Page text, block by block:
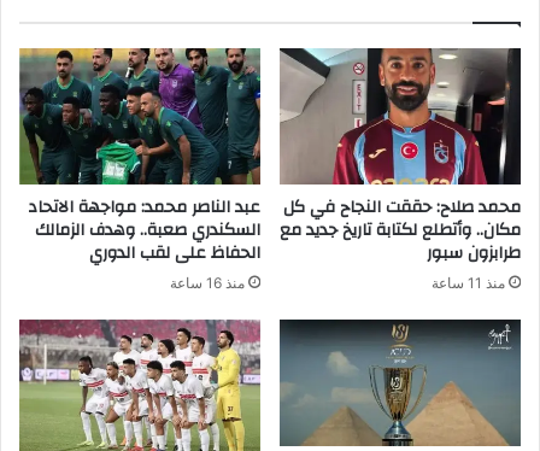
محمد صلاح: حققت النجاح في كل
مكان.. وأتطلع لكتابة تاريخ جديد مع
طرابزون سبور
منذ 11 ساعة
عبد الناصر محمد: مواجهة الاتحاد
السكندري صعبة.. وهدف الزمالك
الحفاظ على لقب الدوري
منذ 16 ساعة